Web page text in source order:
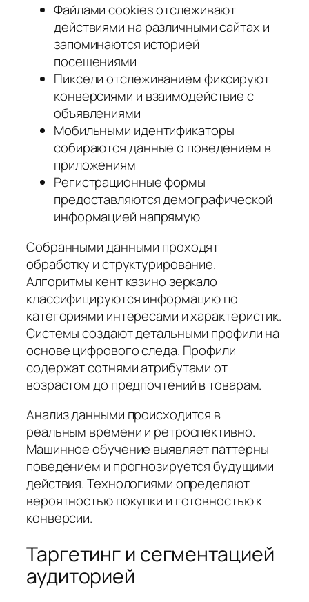
Файлами cookies отслеживают
действиями на различными сайтах и
запоминаются историей
посещениями
Пиксели отслеживанием фиксируют
конверсиями и взаимодействие с
объявлениями
Мобильными идентификаторы
собираются данные о поведением в
приложениям
Регистрационные формы
предоставляются демографической
информацией напрямую
Собранными данными проходят
обработку и структурирование.
Алгоритмы кент казино зеркало
классифицируются информацию по
категориями интересами и характеристик.
Системы создают детальными профили на
основе цифрового следа. Профили
содержат сотнями атрибутами от
возрастом до предпочтений в товарам.
Анализ данными происходится в
реальным времени и ретроспективно.
Машинное обучение выявляет паттерны
поведением и прогнозируется будущими
действия. Технологиями определяют
вероятностью покупки и готовностью к
конверсии.
Таргетинг и сегментацией
аудиторией